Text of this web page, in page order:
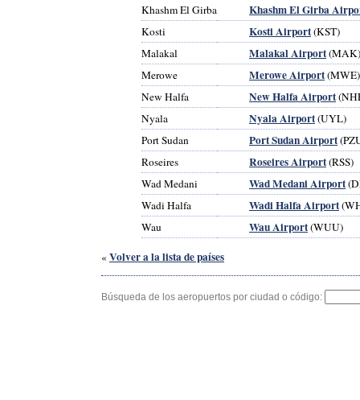
Khashm El Girba Khashm El Girba
Kosti Kosti Airport(KST)
Malakal
Malakal Airport(MAK)
Merowe
Merowe Airport(MWE)
New Halfa
New Halfa Airport
Nyala
Nyala Airport(UYL)
Port Sudan
Port Sudan Airport
Roseires
Roseires Airport(RSS)
Wad Medani
Wad Medani Airport
Wadi Halfa
Wadi Halfa Airport
Wau
Wau Airport(WUU)
« Volver a la lista de países
Búsqueda de los aeropuertos por ciudad o código: